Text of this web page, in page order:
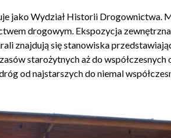
jako Wydział Historii Drogownictwa.
drogowym. Ekspozycja
znajdują się stanowiska
starożytnych aż do współczesnych
od najstarszych do niemal